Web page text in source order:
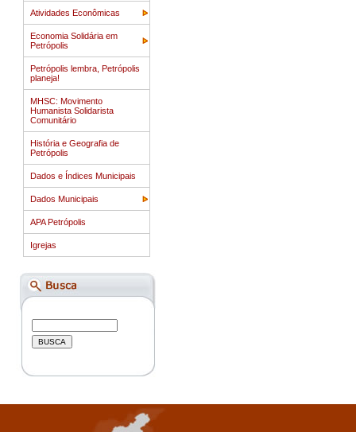
Atividades Econômicas
Economia Solidária em
Petrópolis
Petrópolis lembra, Petrópolis
planeja!
MHSC: Movimento
Humanista Solidarista
Comunitário
História e Geografia de
Petrópolis
Dados e Índices Municipais
Dados Municipais
APA Petrópolis
Igrejas